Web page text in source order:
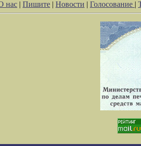
нас | Пишите | Новости | Голосование |